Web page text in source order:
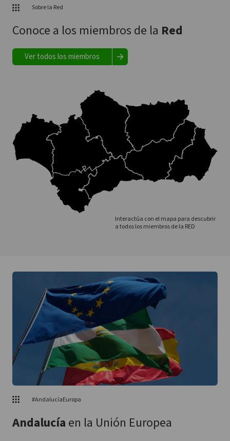
Sobre la Red
Conoce a los miembros de la Red
Ver todos los miembros
Interactúa con el mapa para descubrir
a todos los miembros de la RED
#AndalucíaEuropa
Andalucía en la Unión Europea